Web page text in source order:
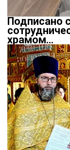
Подписано
храмом…